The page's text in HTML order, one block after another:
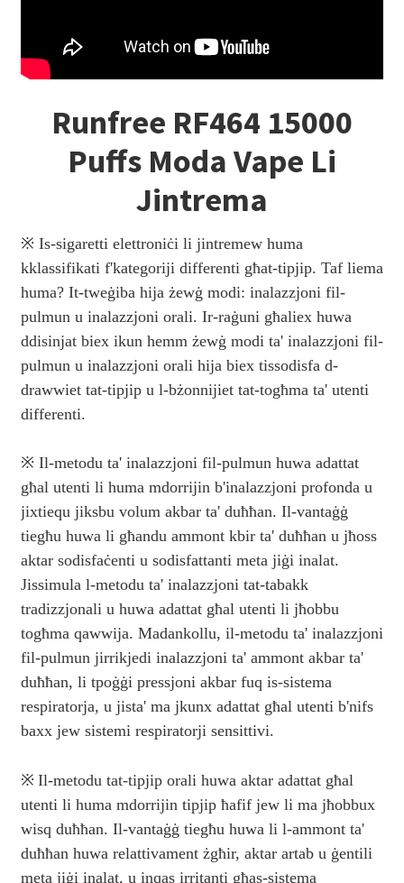
Runfree RF464 15000
Puffs Moda Vape Li
Jintrema
※ Is-sigaretti elettroniċi li jintremew huma
kklassifikati f'kategoriji differenti għat-tipjip. Taf liema
huma? It-tweġiba hija żewġ modi: inalazzjoni fil-
pulmun u inalazzjoni orali. Ir-raġuni għaliex huwa
ddisinjat biex ikun hemm żewġ modi ta' inalazzjoni fil-
pulmun u inalazzjoni orali hija biex tissodisfa d-
drawwiet tat-tipjip u l-bżonnijiet tat-togħma ta' utenti
differenti.
※ Il-metodu ta' inalazzjoni fil-pulmun huwa adattat
għal utenti li huma mdorrijin b'inalazzjoni profonda u
jixtiequ jiksbu volum akbar ta' duħħan. Il-vantaġġ
tiegħu huwa li għandu ammont kbir ta' duħħan u jħoss
aktar sodisfaċenti u sodisfattanti meta jiġi inalat.
Jissimula l-metodu ta' inalazzjoni tat-tabakk
tradizzjonali u huwa adattat għal utenti li jħobbu
togħma qawwija. Madankollu, il-metodu ta' inalazzjoni
fil-pulmun jirrikjedi inalazzjoni ta' ammont akbar ta'
duħħan, li tpoġġi pressjoni akbar fuq is-sistema
respiratorja, u jista' ma jkunx adattat għal utenti b'nifs
baxx jew sistemi respiratorji sensittivi.
※ Il-metodu tat-tipjip orali huwa aktar adattat għal
utenti li huma mdorrijin tipjip ħafif jew li ma jħobbux
wisq duħħan. Il-vantaġġ tiegħu huwa li l-ammont ta'
duħħan huwa relattivament żgħir, aktar artab u ġentili
meta jiġi inalat, u inqas irritanti għas-sistema